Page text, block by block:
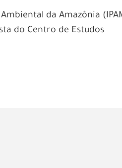
da Amazônia
do Centro de Estudos